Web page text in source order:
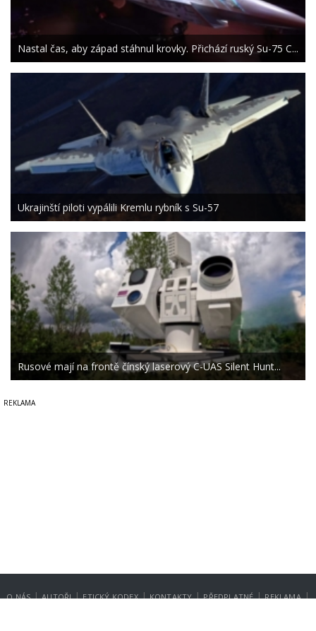
Nastal čas, aby západ stáhnul krovky. Přichází ruský Su-75 C...
Ukrajinští piloti vypálili Kremlu rybník s Su-57
Rusové mají na frontě čínský laserový C-UAS Silent Hunt...
O NÁS | AUTOŘI | ETICKÝ KODEX | KONTAKTY | PŘEDPLATNÉ | REKLAMA |